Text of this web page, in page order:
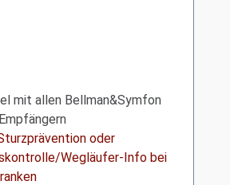
mit allen Bellman&Symfon
oder
Wegläufer-Info bei